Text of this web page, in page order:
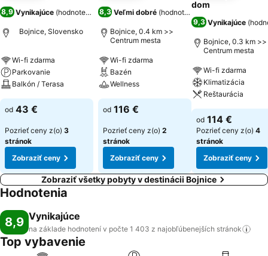
8,9 Vynikajúce (hodnotenia: 1 403)
Bojnice, Slovensko
Wi-fi zdarma
Parkovanie
Balkón / Terasa
od 43 €
Pozrieť ceny z(o) 3
stránok
Zobraziť ceny
8,3 Veľmi dobré (hodnotenia: 1 833
Bojnice, 0.4 km >>
Centrum mesta
Wi-fi zdarma
Bazén
Wellness
od 116 €
Pozrieť ceny z(o) 2
stránok
Zobraziť ceny
dom
9,3 Vynikajúce (
Bojnice, 0.3 km >>
Centrum mesta
Wi-fi zdarma
Klimatizácia
Reštaurácia
od 114 €
Pozrieť ceny z(o) 4
stránok
Zobraziť ceny
Zobraziť všetky pobyty v destinácii Bojnice
Hodnotenia
8,9 Vynikajúce
na základe hodnotení v počte 1 403 z najobľúbenejších stránok
Top vybavenie